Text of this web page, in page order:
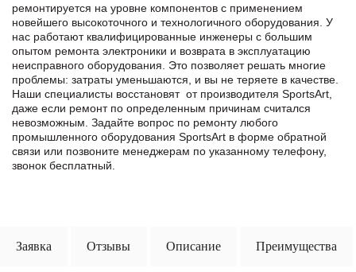
ремонтируется на уровне компонентов с применением
новейшего высокоточного и технологичного оборудования. У
нас работают квалифицированные инженеры с большим
опытом ремонта электроники и возврата в эксплуатацию
неисправного оборудования. Это позволяет решать многие
проблемы: затраты уменьшаются, и вы не теряете в качестве.
Наши специалисты восстановят от производителя SportsArt,
даже если ремонт по определенным причинам считался
невозможным. Задайте вопрос по ремонту любого
промышленного оборудования SportsArt в формe обратной
связи или позвоните менеджерам по указанному телефону,
звонок бесплатный.
Заявка Отзывы Описание Преимущества